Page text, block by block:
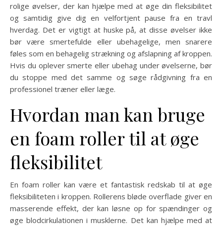
rolige øvelser, der kan hjælpe med at øge din fleksibilitet
og samtidig give dig en velfortjent pause fra en travl
hverdag. Det er vigtigt at huske på, at disse øvelser ikke
bør være smertefulde eller ubehagelige, men snarere
føles som en behagelig strækning og afslapning af kroppen.
Hvis du oplever smerte eller ubehag under øvelserne, bør
du stoppe med det samme og søge rådgivning fra en
professionel træner eller læge.
Hvordan man kan bruge
en foam roller til at øge
fleksibilitet
En foam roller kan være et fantastisk redskab til at øge
fleksibiliteten i kroppen. Rollerens bløde overflade giver en
masserende effekt, der kan løsne op for spændinger og
øge blodcirkulationen i musklerne. Det kan hjælpe med at